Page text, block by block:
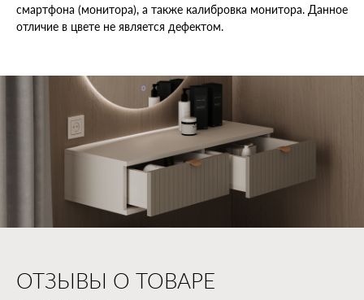
смартфона (монитора), а также калибровка монитора. Данное
отличие в цвете не является дефектом.
ОТЗЫВЫ О ТОВАРЕ